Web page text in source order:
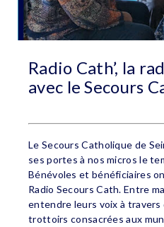
Radio Cath’, la
avec le Secours
Le Secours Catholique de
ses portes à nos micros le
Bénévoles et bénéficiaires
Radio Secours Cath. Entre
entendre leurs voix à travers
trottoirs consacrées aux